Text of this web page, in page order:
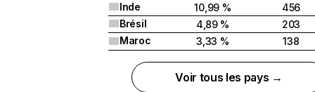
Inde
10,99 %
456
Brésil
4,89 %
203
Maroc
3,33 % 138
Voir tous les pays →